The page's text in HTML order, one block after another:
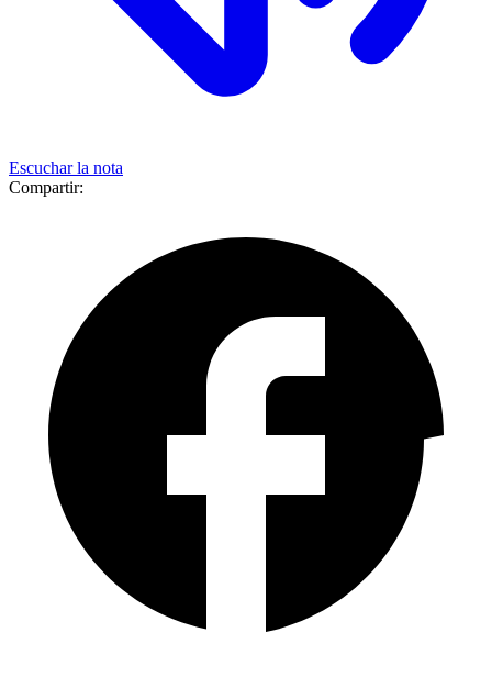
Escuchar la nota
Compartir: